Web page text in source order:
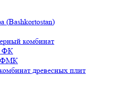
(Bashkortostan)
комбинат
ФК
ФМК
древесных плит